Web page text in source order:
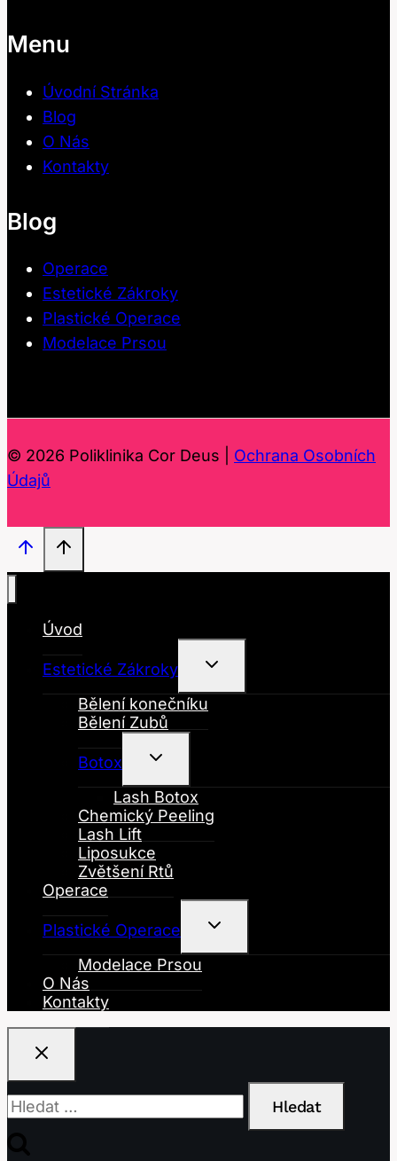
Menu
Úvodní Stránka
Blog
O Nás
Kontakty
Blog
Operace
Estetické Zákroky
Plastické Operace
Modelace Prsou
© 2026 Poliklinika Cor Deus | Ochrana Osobních
Údajů
Úvod
Estetické Zákroky
Toggle
Menu
Bělení konečníku
Bělení Zubů
Botox
Toggle
Menu
Lash Botox
Chemický Peeling
Lash Lift
Liposukce
Zvětšení Rtů
Operace
Plastické Operace
Toggle
Menu
Modelace Prsou
O Nás
Kontakty
Vyhledávání